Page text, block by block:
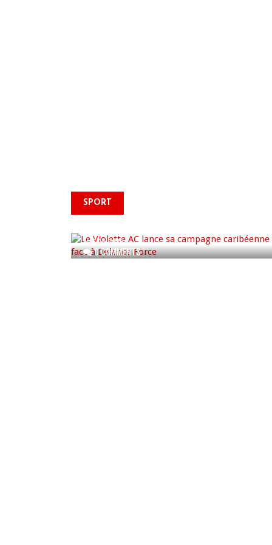
SPORT
0 COMMENTS
Le Violette AC lance sa
campagne caribéenne face à
AUG 04, 2026